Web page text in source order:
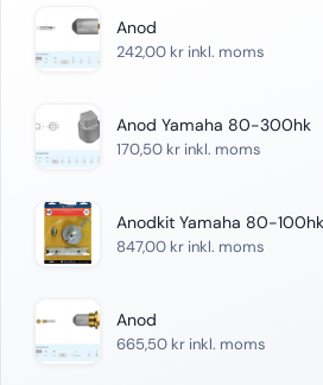
Anod
242,00 kr inkl. moms
Anod Yamaha 80-300hk
170,50 kr inkl. moms
Anodkit Yamaha 80-
847,00 kr inkl. moms
Anod
665,50 kr inkl. moms